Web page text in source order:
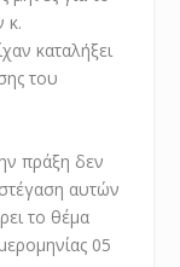
κ.
καταλήξει
του
πράξη δεν
αυτών
το θέμα
05